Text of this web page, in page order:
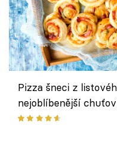
Pizza šneci z
nejoblíbenější